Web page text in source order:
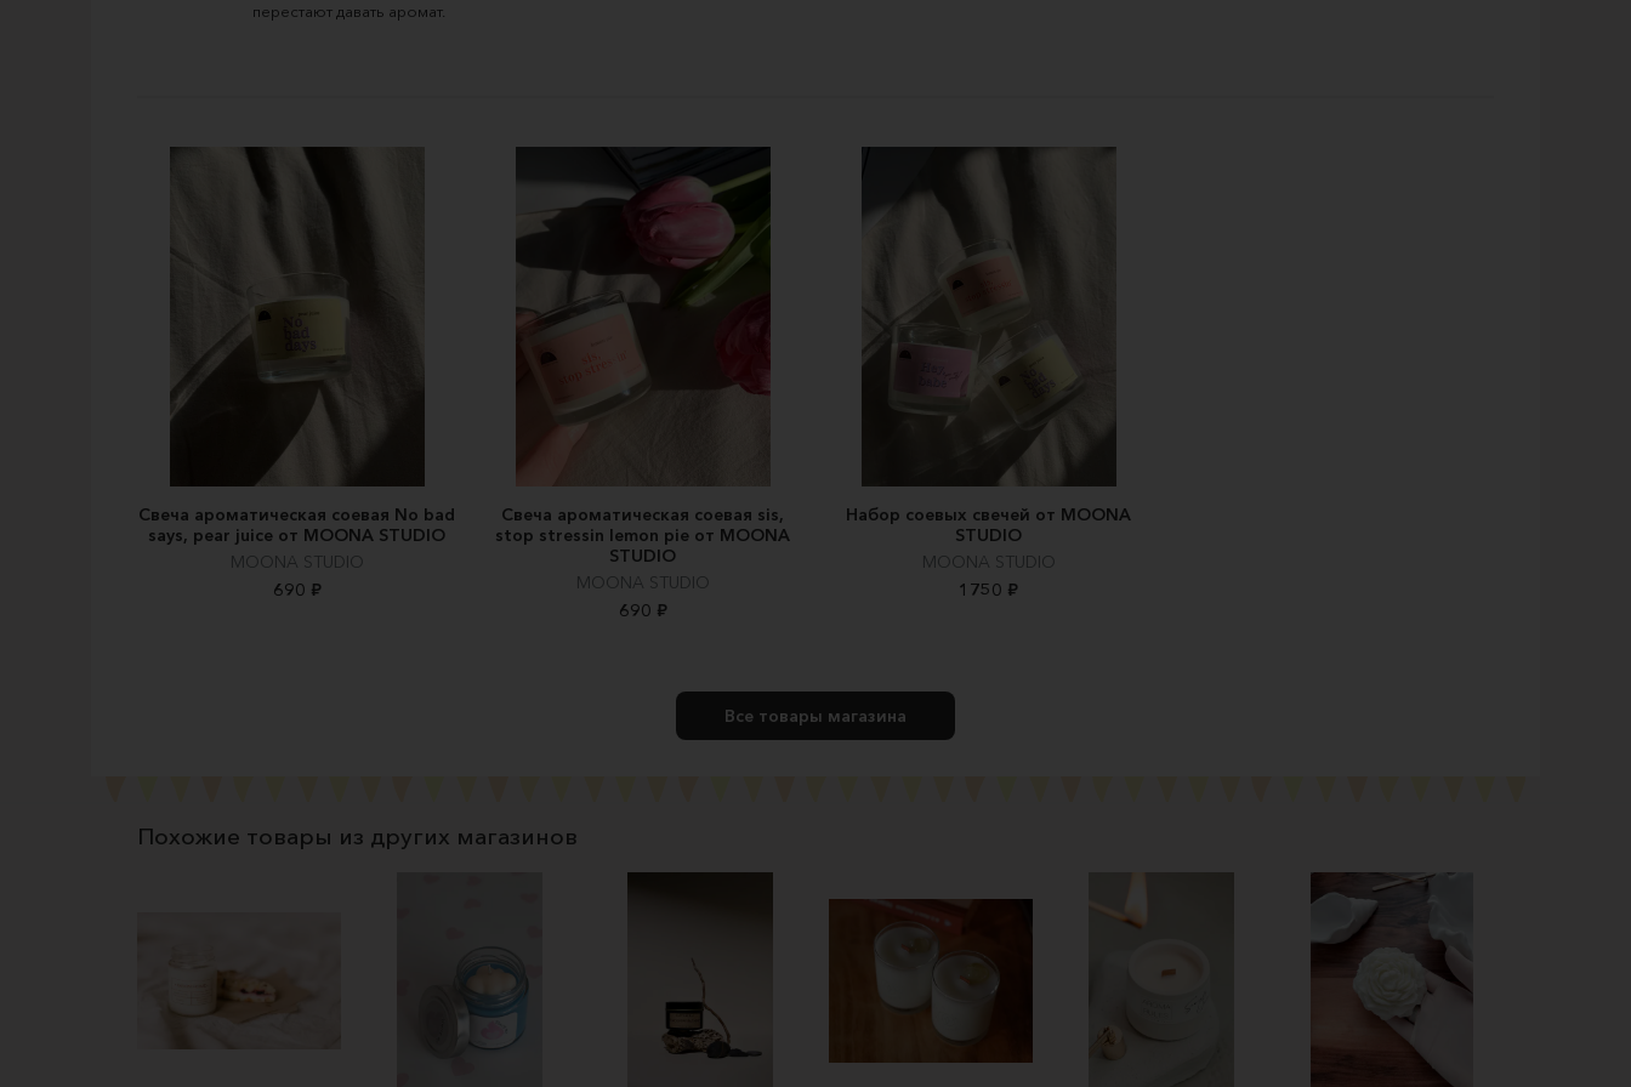
перестают давать аромат.
Свеча ароматическая соевая No bad
says, pear juice от MOONA STUDIO
MOONA STUDIO
690 ₽
Свеча ароматическая соевая sis,
stop stressin lemon pie от MOONA
STUDIO
MOONA STUDIO
690 ₽
Набор соевых свечей от MOONA
STUDIO
MOONA STUDIO
1750 ₽
Все товары магазина
Похожие товары из других магазинов